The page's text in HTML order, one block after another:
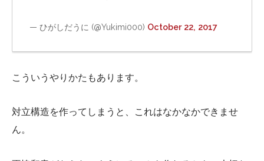
— ひがしだうに (@Yukimi000) October 22, 2017
こういうやりかたもあります。
対立構造を作ってしまうと、これはなかなかできませ
ん。